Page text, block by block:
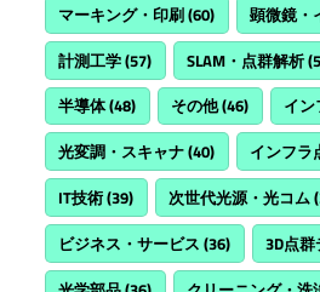
マーキング・印刷(60) 顕微鏡・
計測工学(57) SLAM・点群解析
半導体(48) その他(46) イン
光変調・スキャナ(40) インフラ
IT技術(39) 次世代光源・光コム
ビジネス・サービス (36) 3D点